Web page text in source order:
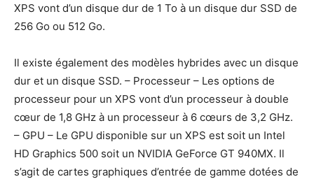
XPS vont d’un disque dur de 1 To à un disque dur SSD de
256 Go ou 512 Go.
Il existe également des modèles hybrides avec un disque
dur et un disque SSD. – Processeur – Les options de
processeur pour un XPS vont d’un processeur à double
cœur de 1,8 GHz à un processeur à 6 cœurs de 3,2 GHz.
– GPU – Le GPU disponible sur un XPS est soit un Intel
HD Graphics 500 soit un NVIDIA GeForce GT 940MX. Il
s’agit de cartes graphiques d’entrée de gamme dotées de